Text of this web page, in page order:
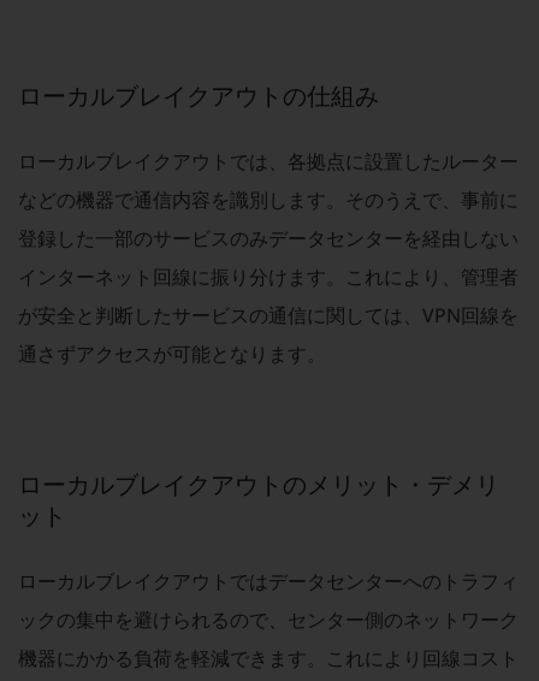
通信モジュール製品
衛星携帯電話
料金
料金TOP
ドコモBiz データ無制限 ドコモ MAX ドコモ mini ドコモBiz かけ放題
データプラス
IoT向け回線料金
home5Gプラン
モバイルサービス
端末の一元管理
セキュリティ
ローカルブレイクアウトの仕組み
ローカルブレイクアウトでは、各拠点に設置したルーター
などの機器で通信内容を識別します。そのうえで、事前に
登録した一部のサービスのみデータセンターを経由しない
インターネット回線に振り分けます。これにより、管理者
が安全と判断したサービスの通信に関しては、VPN回線を
通さずアクセスが可能となります。
ローカルブレイクアウトのメリット・デメリ
ット
ローカルブレイクアウトではデータセンターへのトラフィ
ックの集中を避けられるので、センター側のネットワーク
機器にかかる負荷を軽減できます。これにより回線コスト